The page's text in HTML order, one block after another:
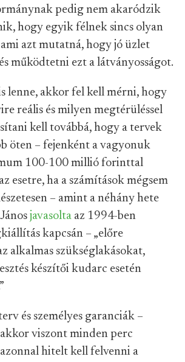
pedig nem akaródzik
hogy egyik félnek sincs olyan
azt mutatná, hogy jó üzlet
működtetni ezt a látványosságot.
lenne, akkor fel kell mérni, hogy
reális és milyen megtérüléssel
kell továbbá, hogy a tervek
öten – fejenként a vagyonuk
100-100 millió forinttal
esetre, ha a számítások mégsem
– amint a néhány hete
javasolta az 1994-ben
kapcsán – „előre
alkalmas szükséglakásokat,
készítői kudarc esetén
és személyes garanciák –
viszont minden perc
hitelt kell felvenni a